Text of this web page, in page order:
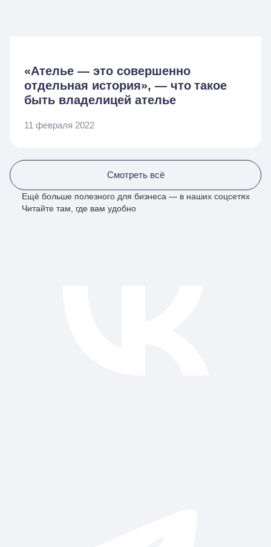
«Ателье — это совершенно
отдельная история», — что такое
быть владелицей ателье
11 февраля 2022
Смотреть всё
Ещё больше полезного для бизнеса — в наших соцсетях
Читайте там, где вам удобно